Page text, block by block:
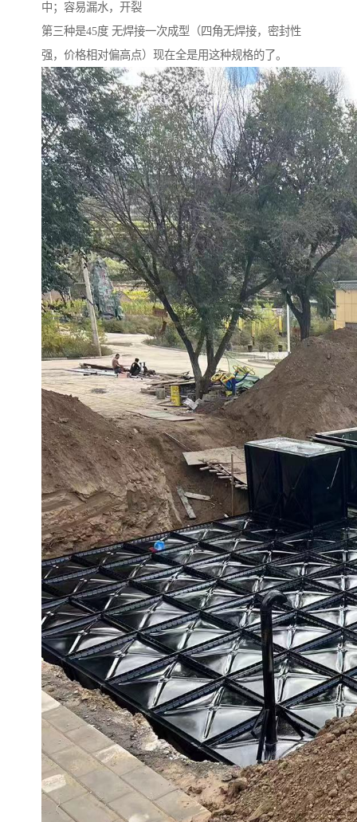
中；容易漏水，开裂
第三种是45度 无焊接一次成型（四角无焊接，密封性
强，价格相对偏高点）现在全是用这种规格的了。